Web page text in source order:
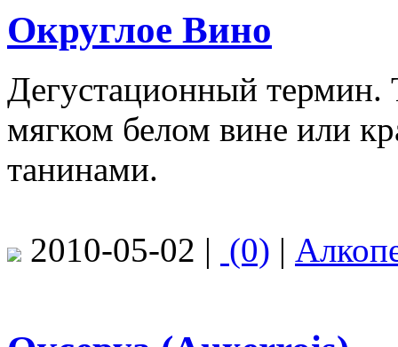
Округлое Вино
Дегустационный термин.
мягком белом вине или
танинами.
2010-05-02 | (0) |